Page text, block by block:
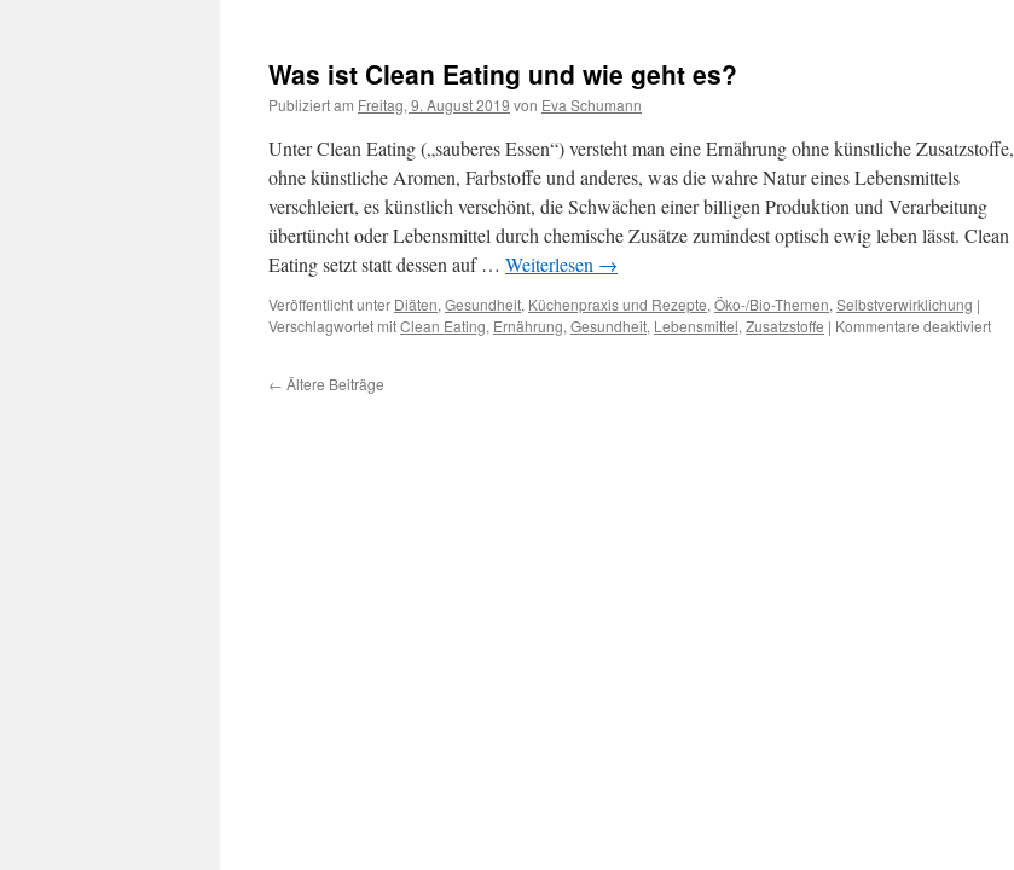
Was ist Clean Eating und wie geht es?
Publiziert am Freitag, 9. August 2019 von Eva Schumann
Unter Clean Eating („sauberes Essen“) versteht man eine Ernährung ohne künstliche Zusatzstoffe,
ohne künstliche Aromen, Farbstoffe und anderes, was die wahre Natur eines Lebensmittels
verschleiert, es künstlich verschönt, die Schwächen einer billigen Produktion und Verarbeitung
übertüncht oder Lebensmittel durch chemische Zusätze zumindest optisch ewig leben lässt. Clean
Eating setzt statt dessen auf … Weiterlesen →
Veröffentlicht unter Diäten, Gesundheit, Küchenpraxis und Rezepte, Öko-/Bio-Themen, Selbstverwirklichung |
Verschlagwortet mitClean Eating, Ernährung, Gesundheit, Lebensmittel, Zusatzstoffe | Kommentare deaktiviert
← Ältere Beiträge